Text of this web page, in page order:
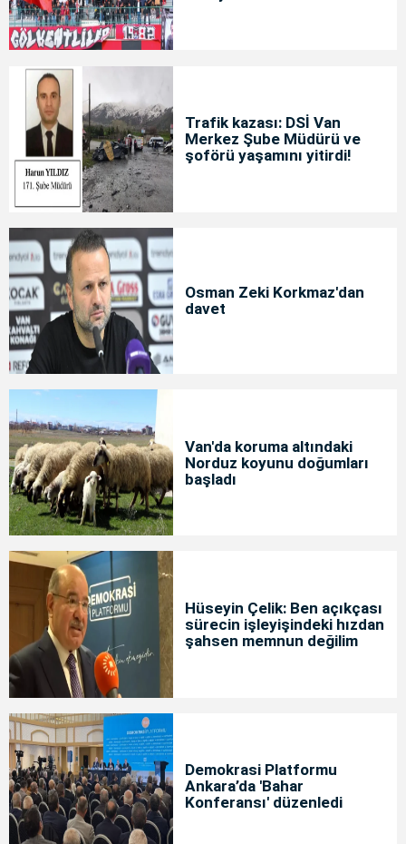
Trafik kazası: DSİ Van
Merkez Şube Müdürü ve
şoförü yaşamını yitirdi!
Osman Zeki Korkmaz'dan
davet
Van'da koruma altındaki
Norduz koyunu doğumları
başladı
Hüseyin Çelik: Ben açıkçası
sürecin işleyişindeki hızdan
şahsen memnun değilim
Demokrasi Platformu
Ankara’da 'Bahar
Konferansı' düzenledi